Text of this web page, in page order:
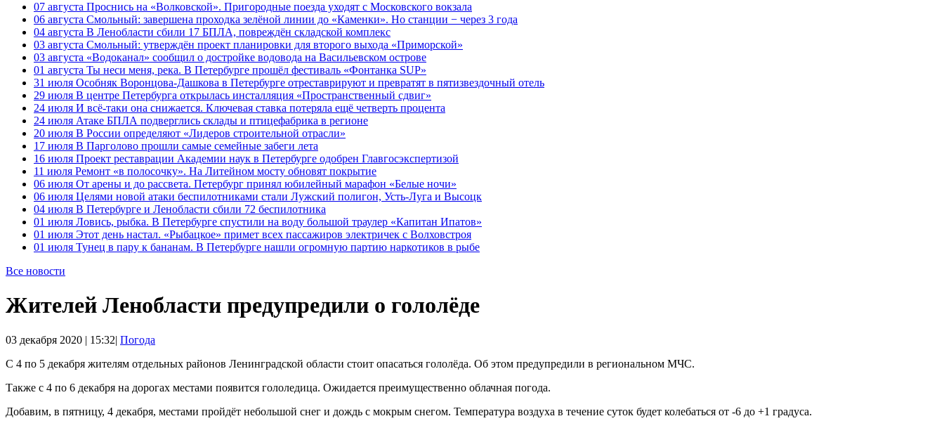
07 августа Проснись на «Волковской». Пригородные поезда уходят с Московского вокзала
06 августа Смольный: завершена проходка зелёной линии до «Каменки». Но станции − через 3 года
04 августа В Ленобласти сбили 17 БПЛА, повреждён складской комплекс
03 августа Смольный: утверждён проект планировки для второго выхода «Приморской»
03 августа «Водоканал» сообщил о достройке водовода на Васильевском острове
01 августа Ты неси меня, река. В Петербурге прошёл фестиваль «Фонтанка SUP»
31 июля Особняк Воронцова-Дашкова в Петербурге отреставрируют и превратят в пятизвездочный отель
29 июля В центре Петербурга открылась инсталляция «Пространственный сдвиг»
24 июля И всё-таки она снижается. Ключевая ставка потеряла ещё четверть процента
24 июля Атаке БПЛА подверглись склады и птицефабрика в регионе
20 июля В России определяют «Лидеров строительной отрасли»
17 июля В Парголово прошли самые семейные забеги лета
16 июля Проект реставрации Академии наук в Петербурге одобрен Главгосэкспертизой
11 июля Ремонт «в полосочку». На Литейном мосту обновят покрытие
06 июля От арены и до рассвета. Петербург принял юбилейный марафон «Белые ночи»
06 июля Целями новой атаки беспилотниками стали Лужский полигон, Усть-Луга и Высоцк
04 июля В Петербурге и Ленобласти сбили 72 беспилотника
01 июля Ловись, рыбка. В Петербурге спустили на воду большой траулер «Капитан Ипатов»
01 июля Этот день настал. «Рыбацкое» примет всех пассажиров электричек с Волховстроя
01 июля Тунец в пару к бананам. В Петербурге нашли огромную партию наркотиков в рыбе
Все новости
Жителей Ленобласти предупредили о гололёде
03 декабря 2020 | 15:32| Погода
С 4 по 5 декабря жителям отдельных районов Ленинградской области стоит опасаться гололёда. Об этом предупредили в региональном МЧС.
Также с 4 по 6 декабря на дорогах местами появится гололедица. Ожидается преимущественно облачная погода.
Добавим, в пятницу, 4 декабря, местами пройдёт небольшой снег и дождь с мокрым снегом. Температура воздуха в течение суток будет колебаться от -6 до +1 градуса.